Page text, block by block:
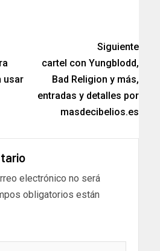
usar
Siguiente
cartel con Yungblodd,
Bad Religion y más,
entradas y detalles por
masdecibelios.es
electrónico no será
obligatorios están